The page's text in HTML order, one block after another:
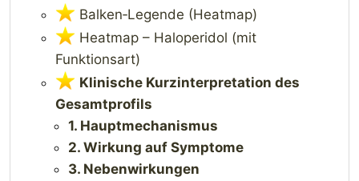
Balken‑Legende (Heatmap)
Heatmap – Haloperidol (mit
Funktionsart)
Klinische Kurzinterpretation des
Gesamtprofils
1. Hauptmechanismus
2. Wirkung auf Symptome
3. Nebenwirkungen